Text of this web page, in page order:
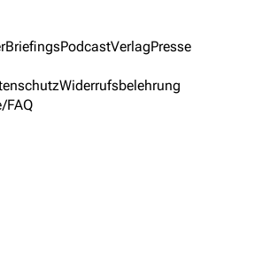
BriefingsPodcastVerlagPresse
Widerrufsbelehrung
FAQ